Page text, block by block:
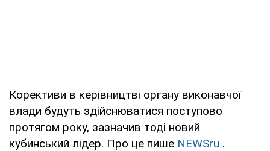
Корективи в керівництві органу виконавчої
влади будуть здійснюватися поступово
протягом року, зазначив тоді новий
кубинський лідер. Про це пише NEWSru .